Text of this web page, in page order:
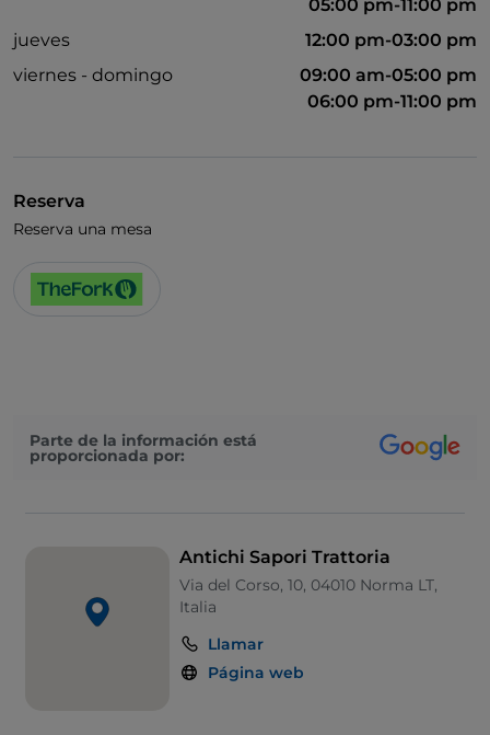
05:00 pm-11:00 pm
jueves
12:00 pm-03:00 pm
viernes - domingo
09:00 am-05:00 pm
06:00 pm-11:00 pm
Reserva
Reserva una mesa
Parte de la información está
proporcionada por:
Antichi Sapori Trattoria
Via del Corso, 10, 04010 Norma LT,
Italia
Llamar
Página web